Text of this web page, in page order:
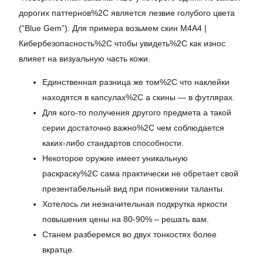
дорогих паттернов%2C является лезвие голубого цвета
(“Blue Gem”). Для примера возьмем скин M4A4 |
Кибербезопасность%2C чтобы увидеть%2C как износ
влияет на визуальную часть кожи.
Единственная разница же том%2C что наклейки
находятся в капсулах%2C а скины — в футлярах.
Для кого-то получения другого предмета а такой
серии достаточно важно%2C чем соблюдается
каких-либо стандартов способности.
Некоторое оружие имеет уникальную
раскраску%2C сама практически не обретает свой
презентабельный вид при понижении таланты.
Хотелось ли незначительная подкрутка яркости
повышения цены на 80-90% – решать вам.
Станем разберемся во двух тонкостях более
вкратце.